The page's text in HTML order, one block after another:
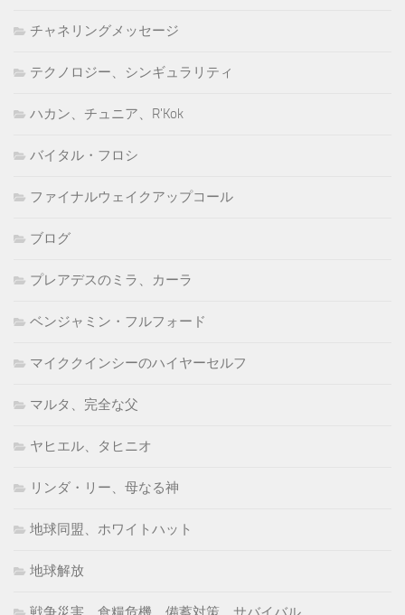
チャネリングメッセージ
テクノロジー、シンギュラリティ
ハカン、チュニア、R'Kok
バイタル・フロシ
ファイナルウェイクアップコール
ブログ
プレアデスのミラ、カーラ
ベンジャミン・フルフォード
マイククインシーのハイヤーセルフ
マルタ、完全な父
ヤヒエル、タヒニオ
リンダ・リー、母なる神
地球同盟、ホワイトハット
地球解放